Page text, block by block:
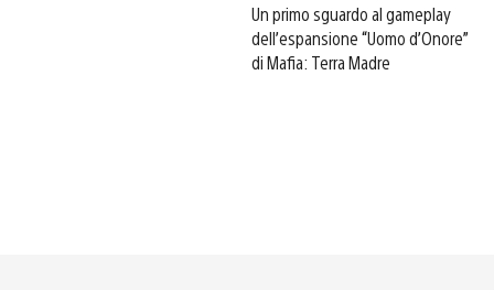
Un primo sguardo al gameplay
dell’espansione “Uomo d’Onore”
di Mafia: Terra Madre